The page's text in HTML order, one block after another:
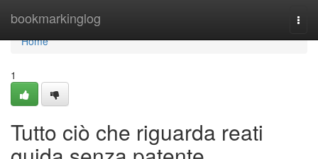
bookmarkinglog
Home
Home
1
Tutto ciò che riguarda reati